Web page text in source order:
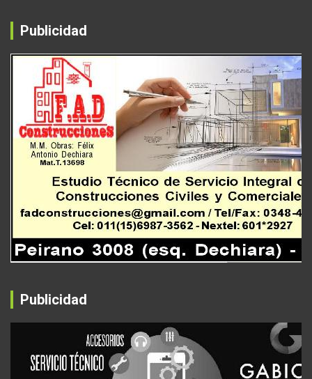
Publicidad
Publicidad